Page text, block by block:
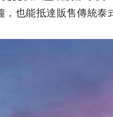
也能抵達販售傳統泰